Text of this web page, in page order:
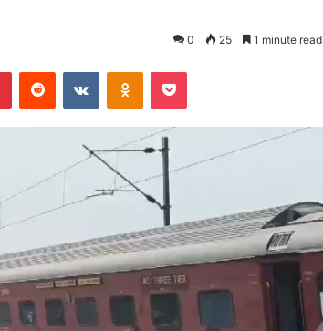
0 25 1 minute read
PinterestReddit VKontakteOdnoklassniki
Pocket